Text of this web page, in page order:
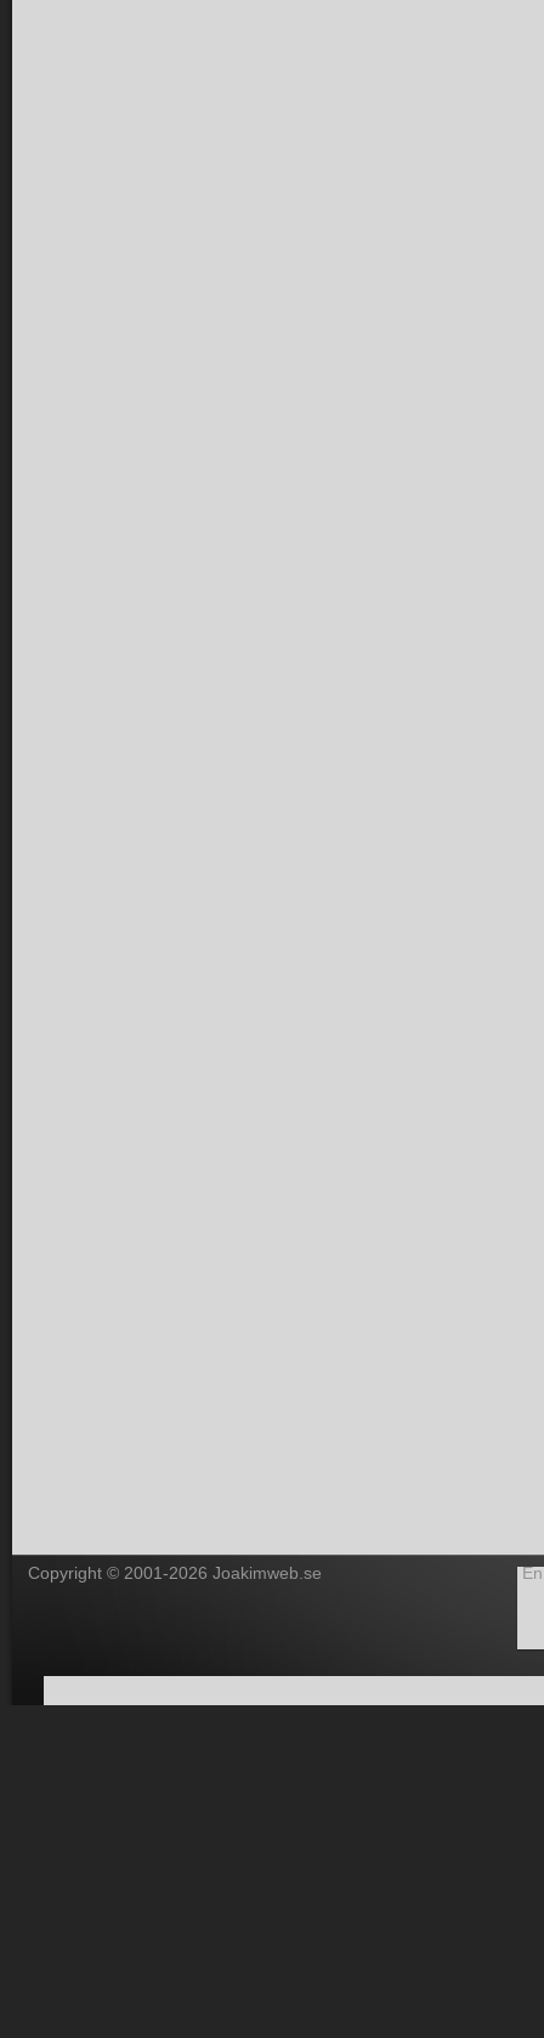
Copyright © 2001-2026 Joakimweb.se